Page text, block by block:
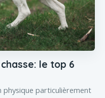
le top 6
physique particulièrement